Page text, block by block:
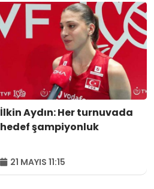
İlkin Aydın: Her turnuvada
hedef şampiyonluk
21 MAYIS 11:15